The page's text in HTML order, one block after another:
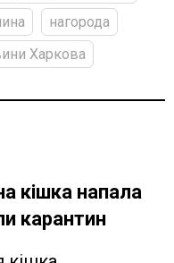
нагорода
Харкова
кішка напала
карантин